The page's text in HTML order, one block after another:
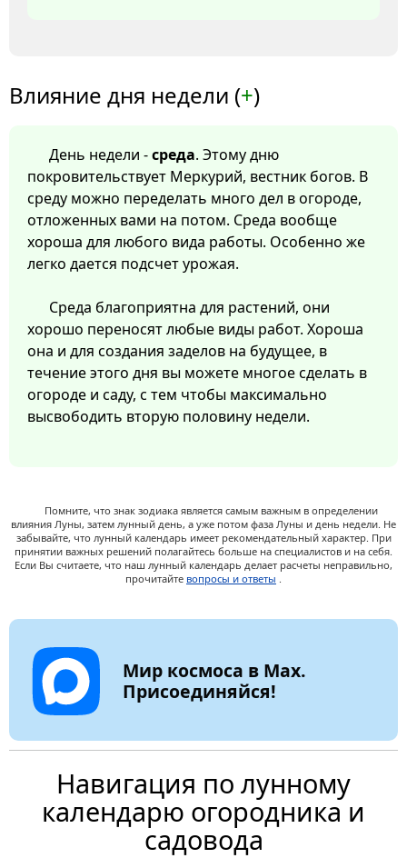
Влияние дня недели (+)
День недели -среда. Этому дню
покровительствует Меркурий, вестник богов. В
среду можно переделать много дел в огороде,
отложенных вами на потом. Среда вообще
хороша для любого вида работы. Особенно же
легко дается подсчет урожая.
Среда благоприятна для растений, они
хорошо переносят любые виды работ. Хороша
она и для создания заделов на будущее, в
течение этого дня вы можете многое сделать в
огороде и саду, с тем чтобы максимально
высвободить вторую половину недели.
Помните, что знак зодиака является самым важным в определении
влияния Луны, затем лунный день, а уже потом фаза Луны и день недели. Не
забывайте, что лунный календарь имеет рекомендательный характер. При
принятии важных решений полагайтесь больше на специалистов и на себя.
Если Вы считаете, что наш лунный календарь делает расчеты неправильно,
прочитайте вопросы и ответы .
Мир космоса в Max.
Присоединяйся!
Навигация по лунному
календарю огородника и
садовода